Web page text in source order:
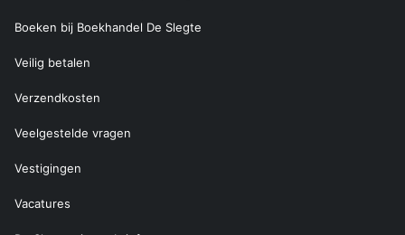
Boeken bij Boekhandel De Slegte
Veilig betalen
Verzendkosten
Veelgestelde vragen
Vestigingen
Vacatures